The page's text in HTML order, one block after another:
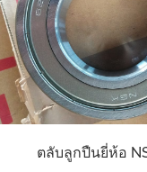
ตลับลูกปืนยี่ห้อ